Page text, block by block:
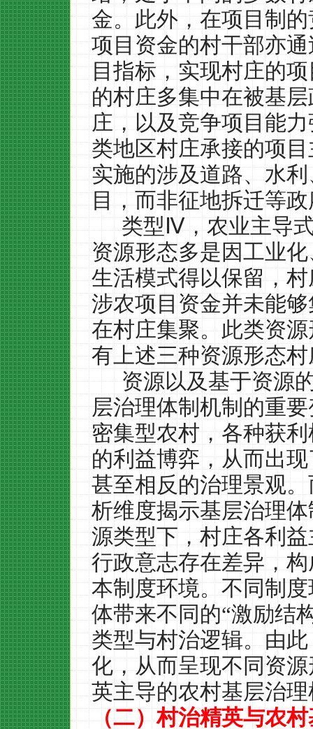
金。此外，在项目制
项目资金的村干部亦
目指标，实现村庄的
的村庄多集中在被基
庄，以及竞争项目能
类地区村庄承接的项
实施的涉及道路、水
目，而非征地拆迁等
类型Ⅳ，农业主导
资源形态多是因工业
生活模式得以保留，
涉农项目资金并未能
在村庄集聚。此类资
有上述三种资源形态
资源以及基于资源
层治理体制机制的重
密集型农村，各种获
的利益博弈，从而出
甚至相反的治理景观
析维度揭示基层治理
源类型下，村庄各利
行政意志存在差异，
本制度环境。不同制
体带来不同的“激励结
类型与村治逻辑。由
化，从而呈现不同资
英主导的农村基层治
（二）村治精英与农